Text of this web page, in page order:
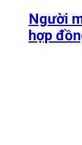
Người
hợp